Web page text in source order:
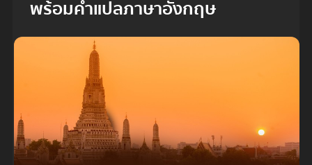
พร้อมคำแปลภาษาอังกฤษ